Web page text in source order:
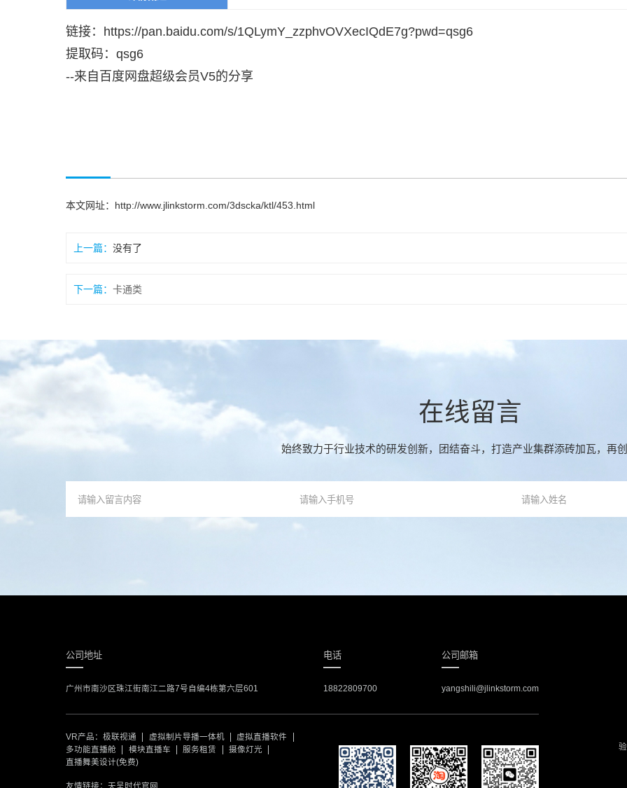
链接：https://pan.baidu.com/s/1QLymY_zzphvOVXecIQdE7g?pwd=qsg6
提取码：qsg6
--来自百度网盘超级会员V5的分享
本文网址： http://www.jlinkstorm.com/3dscka/ktl/453.html
上一篇：没有了
下一篇：卡通类
在线留言
始终致力于行业技术的研发创新，团结奋斗，打造产业集群添砖加瓦，再
公司地址
广州市南沙区珠江街南江二路7号自编4栋第六层601
电话
18822809700
公司邮箱
yangshili@jlinkstorm.com
VR产品：极联视通 虚拟制片导播一体机
虚拟直播软件
多功能直播舱
模块直播车 服务租赁
摄像灯光
直播舞美设计(免费)
友情链接：天呈时代官网